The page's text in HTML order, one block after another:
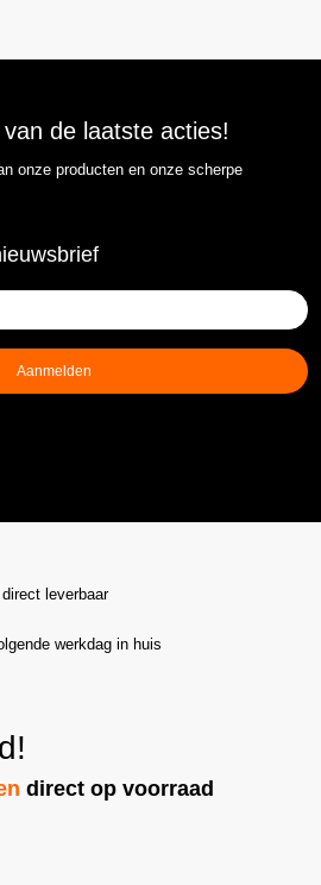
de laatste acties!
onze producten en onze scherpe
Aanmelden
leverbaar
werkdag in huis
direct op voorraad